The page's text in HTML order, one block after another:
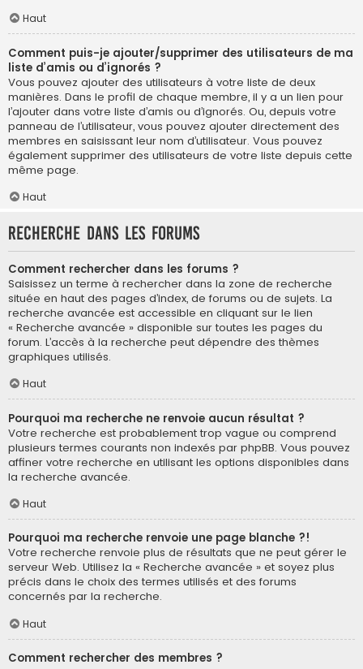
Haut
Comment puis-je ajouter/supprimer des utilisateurs de ma
liste d’amis ou d’ignorés ?
Vous pouvez ajouter des utilisateurs à votre liste de deux
manières. Dans le profil de chaque membre, il y a un lien pour
l’ajouter dans votre liste d’amis ou d’ignorés. Ou, depuis votre
panneau de l’utilisateur, vous pouvez ajouter directement des
membres en saisissant leur nom d’utilisateur. Vous pouvez
également supprimer des utilisateurs de votre liste depuis cette
même page.
Haut
Recherche dans les forums
Comment rechercher dans les forums ?
Saisissez un terme à rechercher dans la zone de recherche
située en haut des pages d’index, de forums ou de sujets. La
recherche avancée est accessible en cliquant sur le lien
« Recherche avancée » disponible sur toutes les pages du
forum. L’accès à la recherche peut dépendre des thèmes
graphiques utilisés.
Haut
Pourquoi ma recherche ne renvoie aucun résultat ?
Votre recherche est probablement trop vague ou comprend
plusieurs termes courants non indexés par phpBB. Vous pouvez
affiner votre recherche en utilisant les options disponibles dans
la recherche avancée.
Haut
Pourquoi ma recherche renvoie une page blanche ?!
Votre recherche renvoie plus de résultats que ne peut gérer le
serveur Web. Utilisez la « Recherche avancée » et soyez plus
précis dans le choix des termes utilisés et des forums
concernés par la recherche.
Haut
Comment rechercher des membres ?